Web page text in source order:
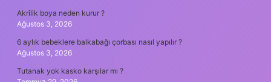
Akrilik boya neden kurur ?
Ağustos 3, 2026
6 aylık bebeklere balkabağı çorbası nasıl yapılır ?
Ağustos 3, 2026
Tutanak yok kasko karşılar mı ?